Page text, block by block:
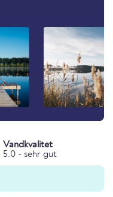
Vandkvalitet
5.0 - sehr gut